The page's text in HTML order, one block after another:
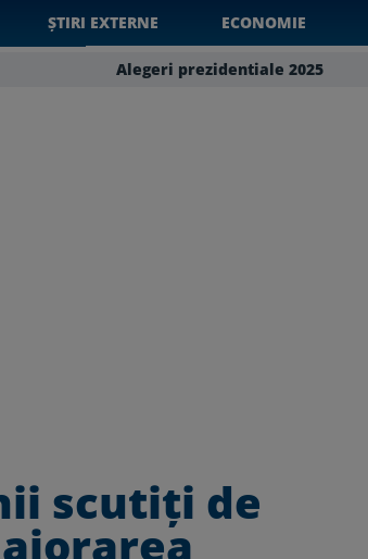
ȘTIRI EXTERNE ECONOMIE
Alegeri prezidentiale 2025
scutiți de